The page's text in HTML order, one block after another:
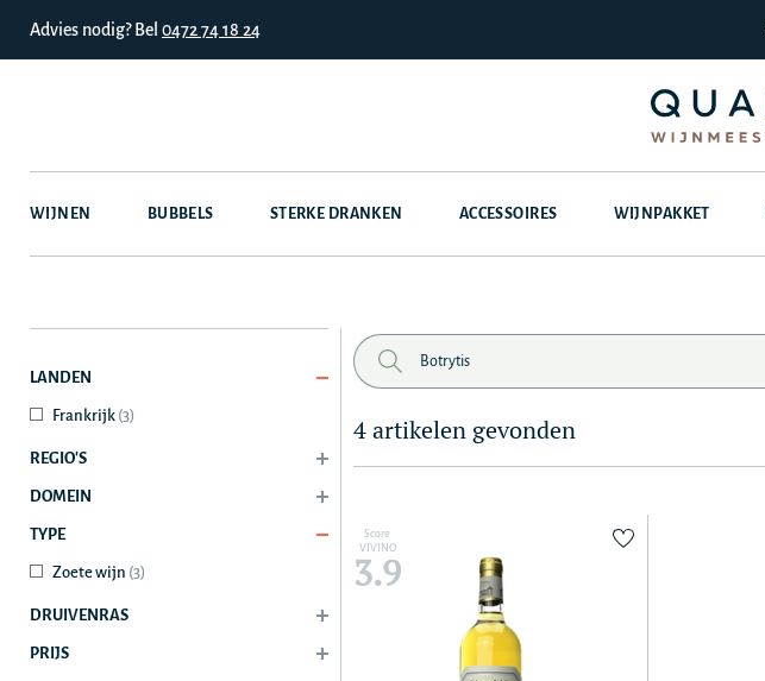
Advies nodig? Bel 0472 74 18 24
WIJNEN BUBBELS STERKE DRANKEN ACCESSOIRES WIJNPAKKET
LANDEN
Frankrijk (3)
REGIO'S
DOMEIN
TYPE
Zoete wijn (3)
DRUIVENRAS
PRIJS
4 artikelen gevonden
Score
VIVINO
3.9